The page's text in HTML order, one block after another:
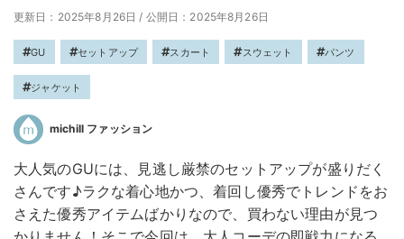
更新日：2025年8月26日 / 公開日：2025年8月26日
GU セットアップ スカート スウェット パンツ
ジャケット
michill ファッション
大人気のGUには、見逃し厳禁のセットアップが盛りだく
さんです♪ラクな着心地かつ、着回し優秀でトレンドをお
さえた優秀アイテムばかりなので、買わない理由が見つ